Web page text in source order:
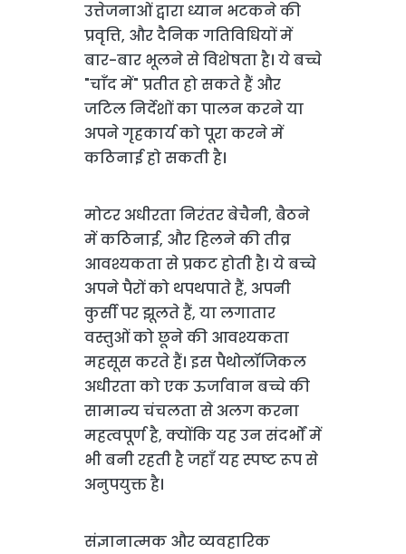
उत्तेजनाओं द्वारा ध्यान भटकने की
प्रवृत्ति, और दैनिक गतिविधियों में
बार-बार भूलने से विशेषता है। ये बच्चे
"चाँद में" प्रतीत हो सकते हैं और
जटिल निर्देशों का पालन करने या
अपने गृहकार्य को पूरा करने में
कठिनाई हो सकती है।
मोटर अधीरता निरंतर बेचैनी, बैठने
में कठिनाई, और हिलने की तीव्र
आवश्यकता से प्रकट होती है। ये बच्चे
अपने पैरों को थपथपाते हैं, अपनी
कुर्सी पर झूलते हैं, या लगातार
वस्तुओं को छूने की आवश्यकता
महसूस करते हैं। इस पैथोलॉजिकल
अधीरता को एक ऊर्जावान बच्चे की
सामान्य चंचलता से अलग करना
महत्वपूर्ण है, क्योंकि यह उन संदर्भों में
भी बनी रहती है जहाँ यह स्पष्ट रूप से
अनुपयुक्त है।
संज्ञानात्मक और व्यवहारिक